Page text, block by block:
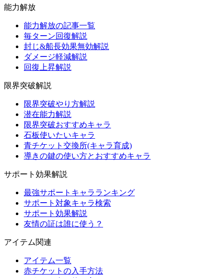
能力解放
能力解放の記事一覧
毎ターン回復解説
封じ&船長効果無効解説
ダメージ軽減解説
回復上昇解説
限界突破解説
限界突破やり方解説
潜在能力解説
限界突破おすすめキャラ
石板使いたいキャラ
青チケット交換所(キャラ育成)
導きの鍵の使い方とおすすめキャラ
サポート効果解説
最強サポートキャラランキング
サポート対象キャラ検索
サポート効果解説
友情の証は誰に使う？
アイテム関連
アイテム一覧
赤チケットの入手方法